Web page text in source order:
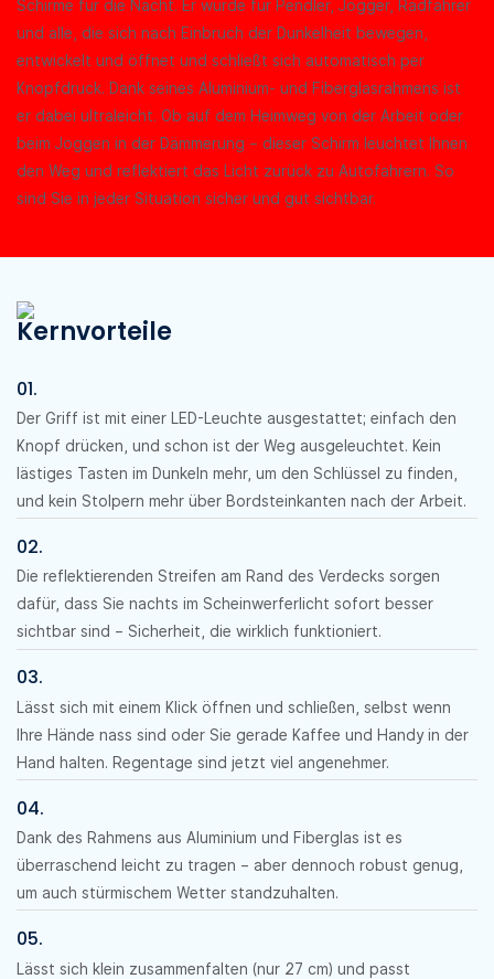
Schirme für die Nacht. Er wurde für Pendler, Jogger, Radfahrer
und alle, die sich nach Einbruch der Dunkelheit bewegen,
entwickelt und öffnet und schließt sich automatisch per
Knopfdruck. Dank seines Aluminium- und Fiberglasrahmens ist
er dabei ultraleicht. Ob auf dem Heimweg von der Arbeit oder
beim Joggen in der Dämmerung – dieser Schirm leuchtet Ihnen
den Weg und reflektiert das Licht zurück zu Autofahrern. So
sind Sie in jeder Situation sicher und gut sichtbar.
Kernvorteile
01.
Der Griff ist mit einer LED-Leuchte ausgestattet; einfach den
Knopf drücken, und schon ist der Weg ausgeleuchtet. Kein
lästiges Tasten im Dunkeln mehr, um den Schlüssel zu finden,
und kein Stolpern mehr über Bordsteinkanten nach der Arbeit.
02.
Die reflektierenden Streifen am Rand des Verdecks sorgen
dafür, dass Sie nachts im Scheinwerferlicht sofort besser
sichtbar sind – Sicherheit, die wirklich funktioniert.
03.
Lässt sich mit einem Klick öffnen und schließen, selbst wenn
Ihre Hände nass sind oder Sie gerade Kaffee und Handy in der
Hand halten. Regentage sind jetzt viel angenehmer.
04.
Dank des Rahmens aus Aluminium und Fiberglas ist es
überraschend leicht zu tragen – aber dennoch robust genug,
um auch stürmischem Wetter standzuhalten.
05.
Lässt sich klein zusammenfalten (nur 27 cm) und passt